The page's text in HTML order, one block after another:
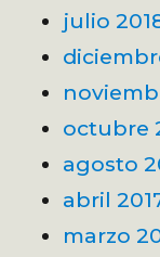
julio
octubre
agosto
abril
marzo